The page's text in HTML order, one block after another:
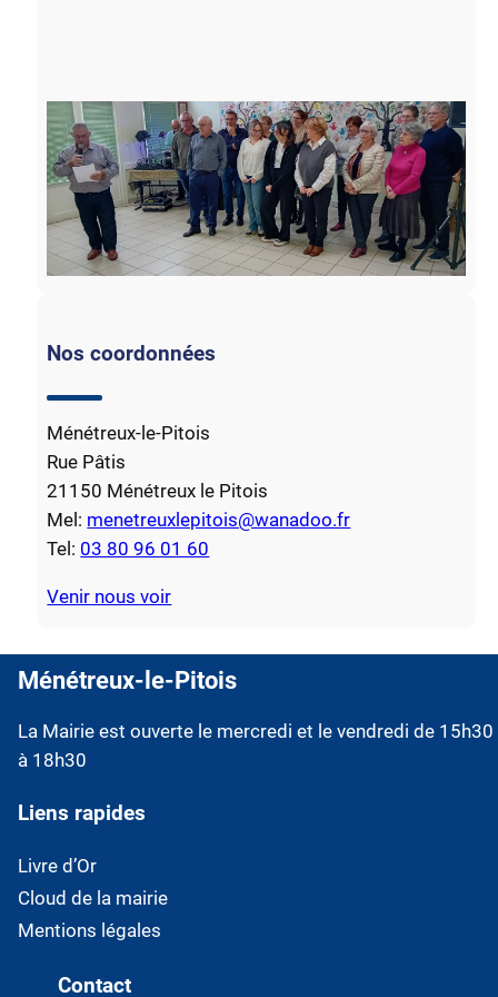
Nos coordonnées
Ménétreux-le-Pitois
Rue Pâtis
21150 Ménétreux le Pitois
Mel: menetreuxlepitois@wanadoo.fr
Tel: 03 80 96 01 60
Venir nous voir
Ménétreux-le-Pitois
La Mairie est ouverte le mercredi et le vendredi de 15h30
à 18h30
Liens rapides
Livre d’Or
Cloud de la mairie
Mentions légales
Contact